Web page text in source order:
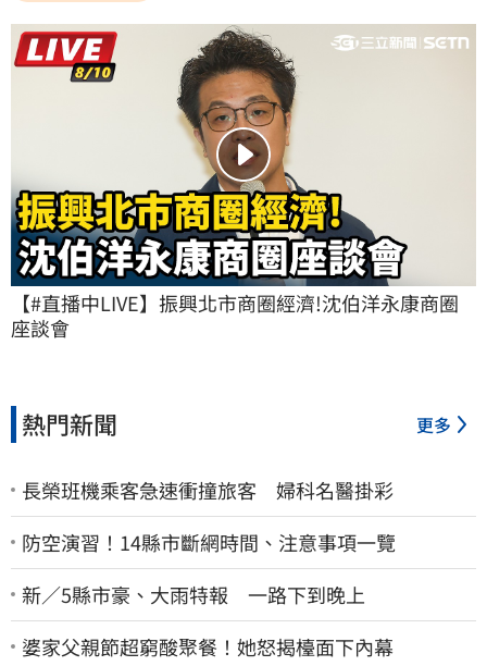
【#直播中LIVE】振興北市商圈經濟!沈伯洋永康商圈
座談會
熱門新聞 更多
長榮班機乘客急速衝撞旅客 婦科名醫掛彩
防空演習！14縣市斷網時間、注意事項一覽
新／5縣市豪、大雨特報 一路下到晚上
婆家父親節超窮酸聚餐！她怒揭檯面下內幕